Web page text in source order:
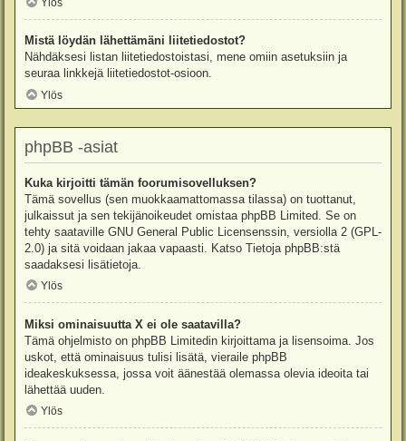
Ylös
Mistä löydän lähettämäni liitetiedostot?
Nähdäksesi listan liitetiedostoistasi, mene omiin asetuksiin ja
seuraa linkkejä liitetiedostot-osioon.
Ylös
phpBB -asiat
Kuka kirjoitti tämän foorumisovelluksen?
Tämä sovellus (sen muokkaamattomassa tilassa) on tuottanut,
julkaissut ja sen tekijänoikeudet omistaa phpBB Limited . Se on
tehty saataville GNU General Public Licensenssin, versiolla 2 (GPL-
2.0) ja sitä voidaan jakaa vapaasti. Katso Tietoja phpBB:stä
saadaksesi lisätietoja.
Ylös
Miksi ominaisuutta X ei ole saatavilla?
Tämä ohjelmisto on phpBB Limitedin kirjoittama ja lisensoima. Jos
uskot, että ominaisuus tulisi lisätä, vieraile phpBB
ideakeskuksessa , jossa voit äänestää olemassa olevia ideoita tai
lähettää uuden.
Ylös